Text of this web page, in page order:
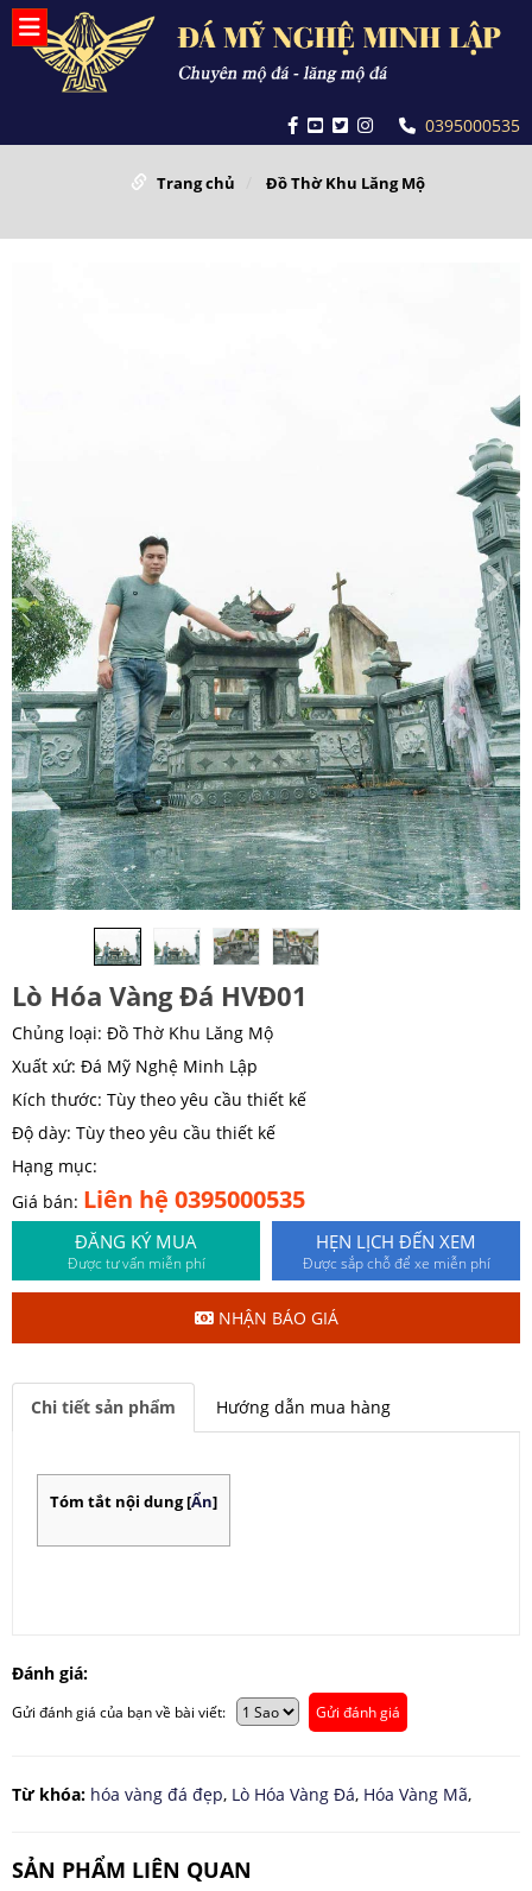
0395000535
Trang chủ Đồ Thờ Khu Lăng Mộ
Lò Hóa Vàng Đá HVĐ01
Chủng loại: Đồ Thờ Khu Lăng Mộ
Xuất xứ: Đá Mỹ Nghệ Minh Lập
Kích thước: Tùy theo yêu cầu thiết kế
Độ dày: Tùy theo yêu cầu thiết kế
Hạng mục:
Giá bán: Liên hệ 0395000535
ĐĂNG KÝ MUA
Được tư vấn miễn phí
HẸN LỊCH ĐẾN XEM
Được sắp chỗ để xe miễn phí
NHẬN BÁO GIÁ
Chi tiết sản phẩm Hướng dẫn mua hàng
Tóm tắt nội dung[Ẩn]
Đánh giá:
Gửi đánh giá của bạn về bài viết: Gửi đánh giá
Từ khóa: hóa vàng đá đẹp, Lò Hóa Vàng Đá, Hóa Vàng Mã,
SẢN PHẨM LIÊN QUAN